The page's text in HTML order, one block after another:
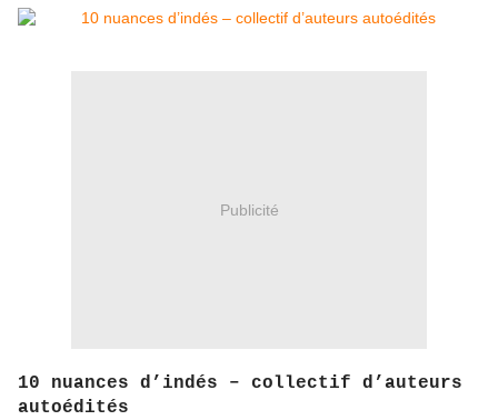
Publicité
10 nuances d’indés – collectif d’auteurs
autoédités